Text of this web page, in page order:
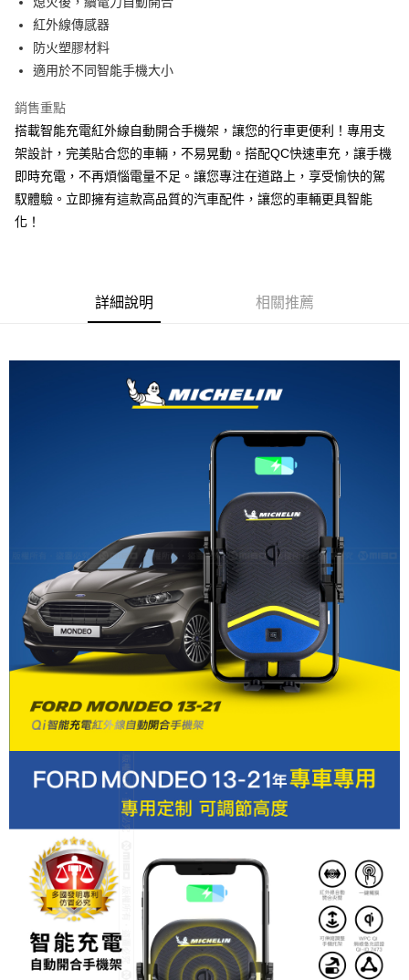
全盈+PAY
ATM付款
全家取貨付款
每筆NT$60，滿NT$699(含以上)免運費
線上付款後全家取貨
每筆NT$60，滿NT$699(含以上)免運費
7-11取貨付款
每筆NT$60，滿NT$699(含以上)免運費
紅外線傳感器
防火塑膠材料
適用於不同智能手機大小
銷售重點
搭載智能充電紅外線自動開合手機架，讓您的行車更便利！專用支
架設計，完美貼合您的車輛，不易晃動。搭配QC快速車充，讓手機
即時充電，不再煩惱電量不足。讓您專注在道路上，享受愉快的駕
馭體驗。立即擁有這款高品質的汽車配件，讓您的車輛更具智能
化！
詳細說明 相關推薦